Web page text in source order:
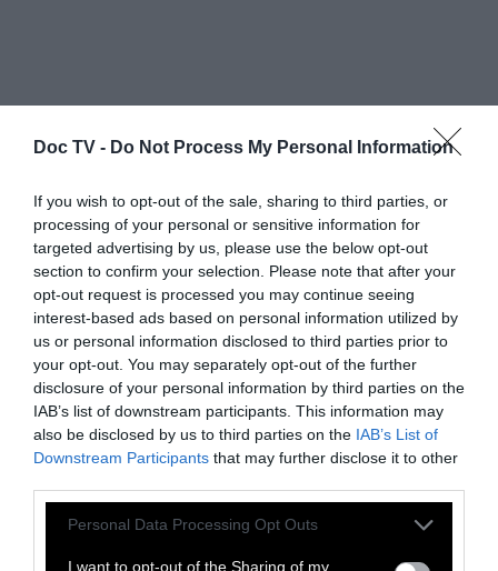
Doc TV - Do Not Process My Personal Information
If you wish to opt-out of the sale, sharing to third parties, or
processing of your personal or sensitive information for
targeted advertising by us, please use the below opt-out
section to confirm your selection. Please note that after your
opt-out request is processed you may continue seeing
interest-based ads based on personal information utilized by
us or personal information disclosed to third parties prior to
your opt-out. You may separately opt-out of the further
disclosure of your personal information by third parties on the
IAB’s list of downstream participants. This information may
also be disclosed by us to third parties on the IAB’s List of
Downstream Participants that may further disclose it to other
Personal Data Processing Opt Outs
I want to opt-out of the Sharing of my
Όπως λένε και οι σκηνοθέτες της ομώνυμης